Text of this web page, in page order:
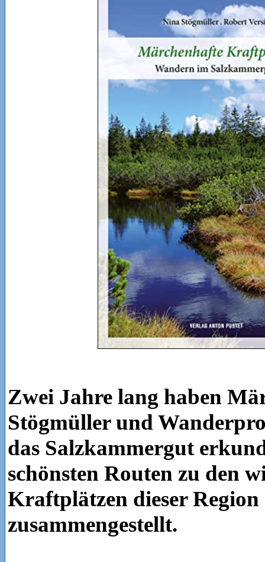
Zwei Jahre lang haben
Stögmüller und
das Salzkammergut
schönsten Routen zu den
Kraftplätzen dieser Region
zusammengestellt.